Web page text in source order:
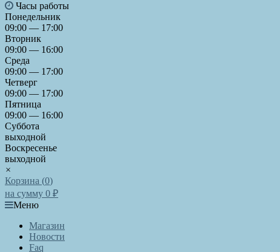
Часы работы
Понедельник
09:00 — 17:00
Вторник
09:00 — 16:00
Среда
09:00 — 17:00
Четверг
09:00 — 17:00
Пятница
09:00 — 16:00
Суббота
выходной
Воскресенье
выходной
×
Корзина (0)
на сумму 0 ₽
Меню
Магазин
Новости
Faq